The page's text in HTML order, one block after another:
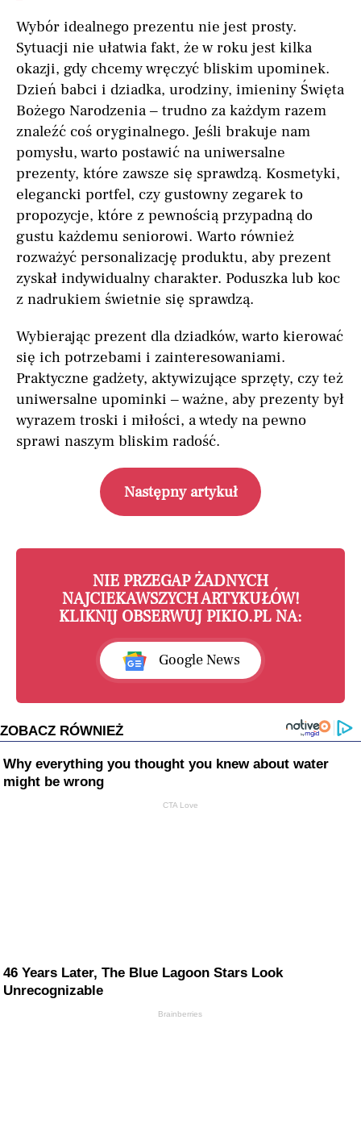
Wybór idealnego prezentu nie jest prosty.
Sytuacji nie ułatwia fakt, że w roku jest kilka
okazji, gdy chcemy wręczyć bliskim upominek.
Dzień babci i dziadka, urodziny, imieniny Święta
Bożego Narodzenia – trudno za każdym razem
znaleźć coś oryginalnego. Jeśli brakuje nam
pomysłu, warto postawić na uniwersalne
prezenty, które zawsze się sprawdzą. Kosmetyki,
elegancki portfel, czy gustowny zegarek to
propozycje, które z pewnością przypadną do
gustu każdemu seniorowi. Warto również
rozważyć personalizację produktu, aby prezent
zyskał indywidualny charakter. Poduszka lub koc
z nadrukiem świetnie się sprawdzą.
Wybierając prezent dla dziadków, warto kierować
się ich potrzebami i zainteresowaniami.
Praktyczne gadżety, aktywizujące sprzęty, czy też
uniwersalne upominki – ważne, aby prezenty był
wyrazem troski i miłości, a wtedy na pewno
sprawi naszym bliskim radość.
Następny artykuł
NIE PRZEGAP ŻADNYCH
NAJCIEKAWSZYCH ARTYKUŁÓW!
KLIKNIJ OBSERWUJ PIKIO.PL NA:
Google News
ZOBACZ RÓWNIEŻ
Why everything you thought you knew about water
might be wrong
CTA Love
46 Years Later, The Blue Lagoon Stars Look
Unrecognizable
Brainberries